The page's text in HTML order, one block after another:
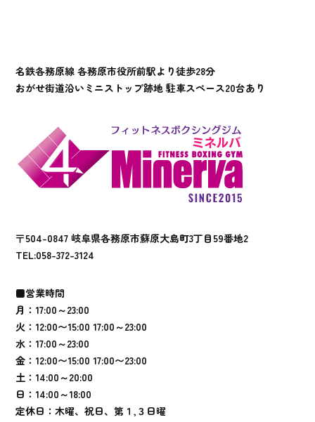
〒504-0847 岐阜県各務原市蘇原大島町3丁目59番地2
TEL:058-372-3124
■営業時間
月：17:00～23:00
火：12:00〜15:00 17:00～23:00
水：17:00～23:00
金：12:00〜15:00 17:00〜23:00
土：14:00～20:00
日：14:00～18:00
定休日：木曜、祝日、第１,３日曜
名鉄各務原線 各務原市役所前駅より徒歩28分
おがせ街道沿いミニストップ跡地 駐車スペース20台あり